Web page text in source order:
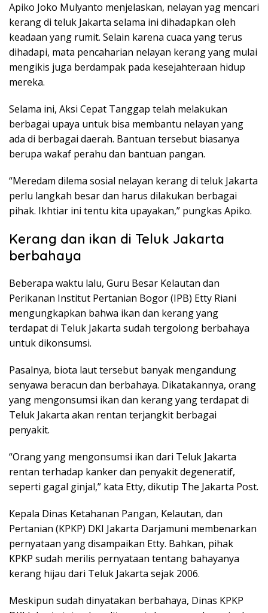
Apiko Joko Mulyanto menjelaskan, nelayan yag mencari
kerang di teluk Jakarta selama ini dihadapkan oleh
keadaan yang rumit. Selain karena cuaca yang terus
dihadapi, mata pencaharian nelayan kerang yang mulai
mengikis juga berdampak pada kesejahteraan hidup
mereka.
Selama ini, Aksi Cepat Tanggap telah melakukan
berbagai upaya untuk bisa membantu nelayan yang
ada di berbagai daerah. Bantuan tersebut biasanya
berupa wakaf perahu dan bantuan pangan.
“Meredam dilema sosial nelayan kerang di teluk Jakarta
perlu langkah besar dan harus dilakukan berbagai
pihak. Ikhtiar ini tentu kita upayakan,” pungkas Apiko.
Kerang dan ikan di Teluk Jakarta
berbahaya
Beberapa waktu lalu, Guru Besar Kelautan dan
Perikanan Institut Pertanian Bogor (IPB) Etty Riani
mengungkapkan bahwa ikan dan kerang yang
terdapat di Teluk Jakarta sudah tergolong berbahaya
untuk dikonsumsi.
Pasalnya, biota laut tersebut banyak mengandung
senyawa beracun dan berbahaya. Dikatakannya, orang
yang mengonsumsi ikan dan kerang yang terdapat di
Teluk Jakarta akan rentan terjangkit berbagai
penyakit.
“Orang yang mengonsumsi ikan dari Teluk Jakarta
rentan terhadap kanker dan penyakit degeneratif,
seperti gagal ginjal,” kata Etty, dikutip The Jakarta Post.
Kepala Dinas Ketahanan Pangan, Kelautan, dan
Pertanian (KPKP) DKI Jakarta Darjamuni membenarkan
pernyataan yang disampaikan Etty. Bahkan, pihak
KPKP sudah merilis pernyataan tentang bahayanya
kerang hijau dari Teluk Jakarta sejak 2006.
Meskipun sudah dinyatakan berbahaya, Dinas KPKP